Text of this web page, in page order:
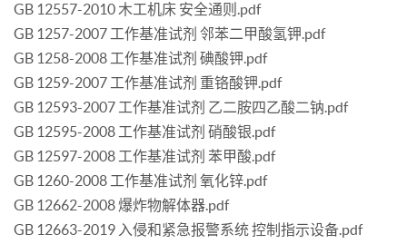
GB 12557-2010 木工机床 安全通则.pdf
GB 1257-2007 工作基准试剂 邻苯二甲酸氢钾.pdf
GB 1258-2008 工作基准试剂 碘酸钾.pdf
GB 1259-2007 工作基准试剂 重铬酸钾.pdf
GB 12593-2007 工作基准试剂 乙二胺四乙酸二钠.pdf
GB 12595-2008 工作基准试剂 硝酸银.pdf
GB 12597-2008 工作基准试剂 苯甲酸.pdf
GB 1260-2008 工作基准试剂 氧化锌.pdf
GB 12662-2008 爆炸物解体器.pdf
GB 12663-2019 入侵和紧急报警系统 控制指示设备.pdf